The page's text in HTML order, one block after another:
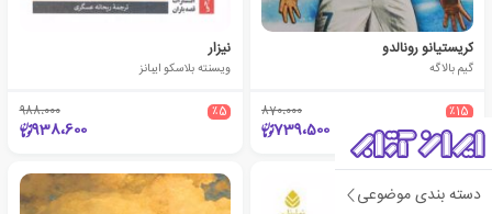
دسته بندی موضوعی
کریستیانو رونالدو
گیم بالاگه
٪15 870،000
739،500
نیزار
ویسنته بلاسکو ایبانز
٪5 988،000
938،600